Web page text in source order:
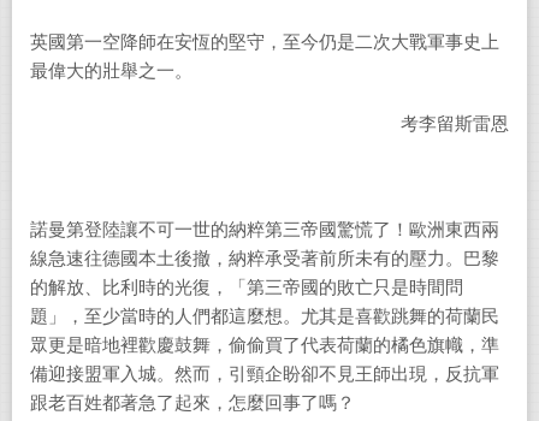
英國第一空降師在安恆的堅守，至今仍是二次大戰軍事史上
最偉大的壯舉之一。
考李留斯雷恩
諾曼第登陸讓不可一世的納粹第三帝國驚慌了！歐洲東西兩
線急速往德國本土後撤，納粹承受著前所未有的壓力。巴黎
的解放、比利時的光復，「第三帝國的敗亡只是時間問
題」，至少當時的人們都這麼想。尤其是喜歡跳舞的荷蘭民
眾更是暗地裡歡慶鼓舞，偷偷買了代表荷蘭的橘色旗幟，準
備迎接盟軍入城。然而，引頸企盼卻不見王師出現，反抗軍
跟老百姓都著急了起來，怎麼回事了嗎？